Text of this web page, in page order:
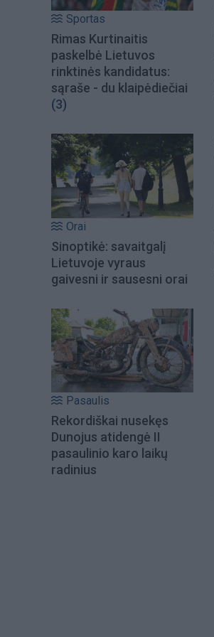
Sportas
Rimas Kurtinaitis
paskelbė Lietuvos
rinktinės kandidatus:
sąraše - du klaipėdiečiai
(3)
Orai
Sinoptikė: savaitgalį
Lietuvoje vyraus
gaivesni ir sausesni orai
Pasaulis
Rekordiškai nusekęs
Dunojus atidengė II
pasaulinio karo laikų
radinius